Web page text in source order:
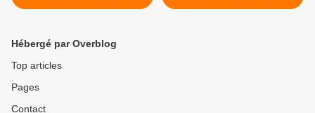
Hébergé par Overblog
Top articles
Pages
Contact